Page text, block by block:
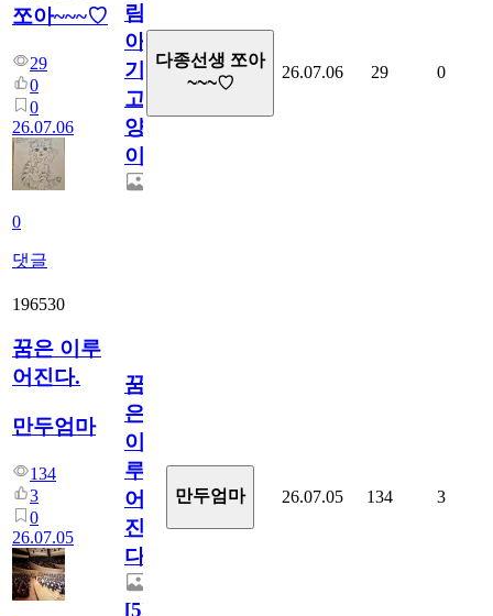
쪼아~~~♡
29
0
0
26.07.06
0
댓글
림...
아
기
고
양
이
다종선생 쪼아
~~~♡
26.07.06 29 0
196530
꿈은 이루
어진다.
만두엄마
134
3
0
26.07.05
꿈
은
이
루
어
진
다.
[5]
만두엄마 26.07.05 134 3